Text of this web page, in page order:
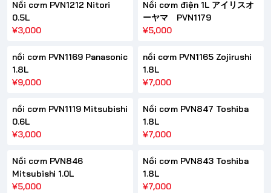
Nồi cơm PVN1212 Nitori
0.5L
¥3,000
Nồi cơm điện 1L アイリスオ
ーヤマ PVN1179
¥5,000
nồi cơm PVN1169 Panasonic
1.8L
¥9,000
nồi cơm PVN1165 Zojirushi
1.8L
¥7,000
nồi cơm PVN1119 Mitsubishi
0.6L
¥3,000
Nồi cơm PVN847 Toshiba
1.8L
¥7,000
Nồi cơm PVN846
Mitsubishi 1.0L
¥5,000
Nồi cơm PVN843 Toshiba
1.8L
¥7,000